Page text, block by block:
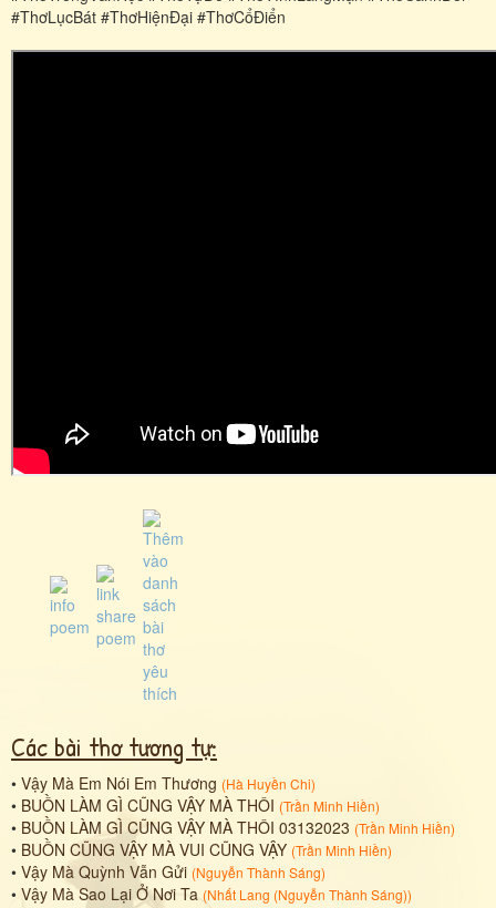
#ThơLụcBát #ThơHiệnĐại #ThơCổĐiển
Các bài thơ tương tự:
• Vậy Mà Em Nói Em Thương (Hà Huyền Chi)
• BUỒN LÀM GÌ CŨNG VẬY MÀ THÔI (Trần Minh Hiền)
• BUỒN LÀM GÌ CŨNG VẬY MÀ THÔI 03132023 (Trần Minh Hiền)
• BUỒN CŨNG VẬY MÀ VUI CŨNG VẬY (Trần Minh Hiền)
• Vậy Mà Quỳnh Vẫn Gửi (Nguyễn Thành Sáng)
• Vậy Mà Sao Lại Ở Nơi Ta (Nhất Lang (Nguyễn Thành Sáng))